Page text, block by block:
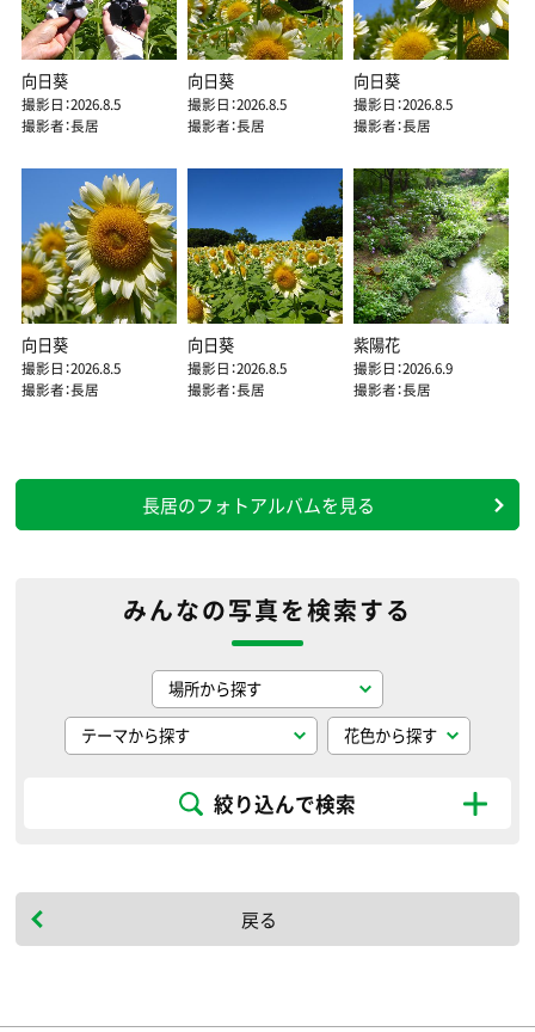
向日葵
撮影日：2026.8.5
撮影者：長居
向日葵
撮影日：2026.8.5
撮影者：長居
向日葵
撮影日：2026.8.5
撮影者：長居
向日葵
撮影日：2026.8.5
撮影者：長居
向日葵
撮影日：2026.8.5
撮影者：長居
紫陽花
撮影日：2026.6.9
撮影者：長居
長居のフォトアルバムを見る
みんなの写真を検索する
絞り込んで検索
戻る